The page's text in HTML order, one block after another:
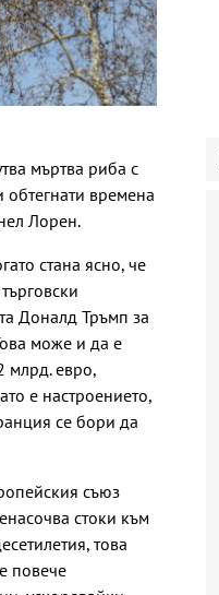
мъртва риба с
обтегнати времена
Лорен.
стана ясно, че
Доналд Тръмп за
може и да е
млрд. евро,
е настроението,
се бори да
съюз
стоки към
това
повече